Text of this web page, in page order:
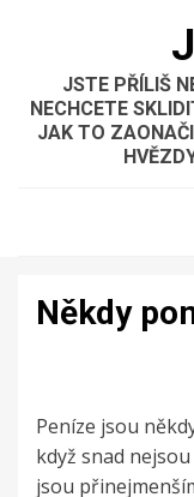
JSTE PŘÍLIŠ
NECHCETE
JAK TO
Někdy
Peníze jsou
když snad
jsou